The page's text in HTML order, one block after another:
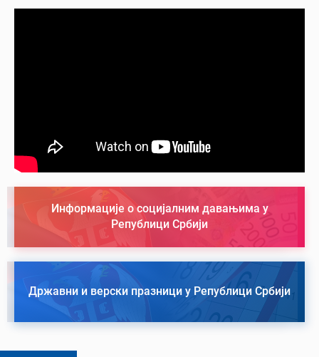
Информације о социјалним давањима у
Републици Србији
Државни и верски празници у Републици Србији